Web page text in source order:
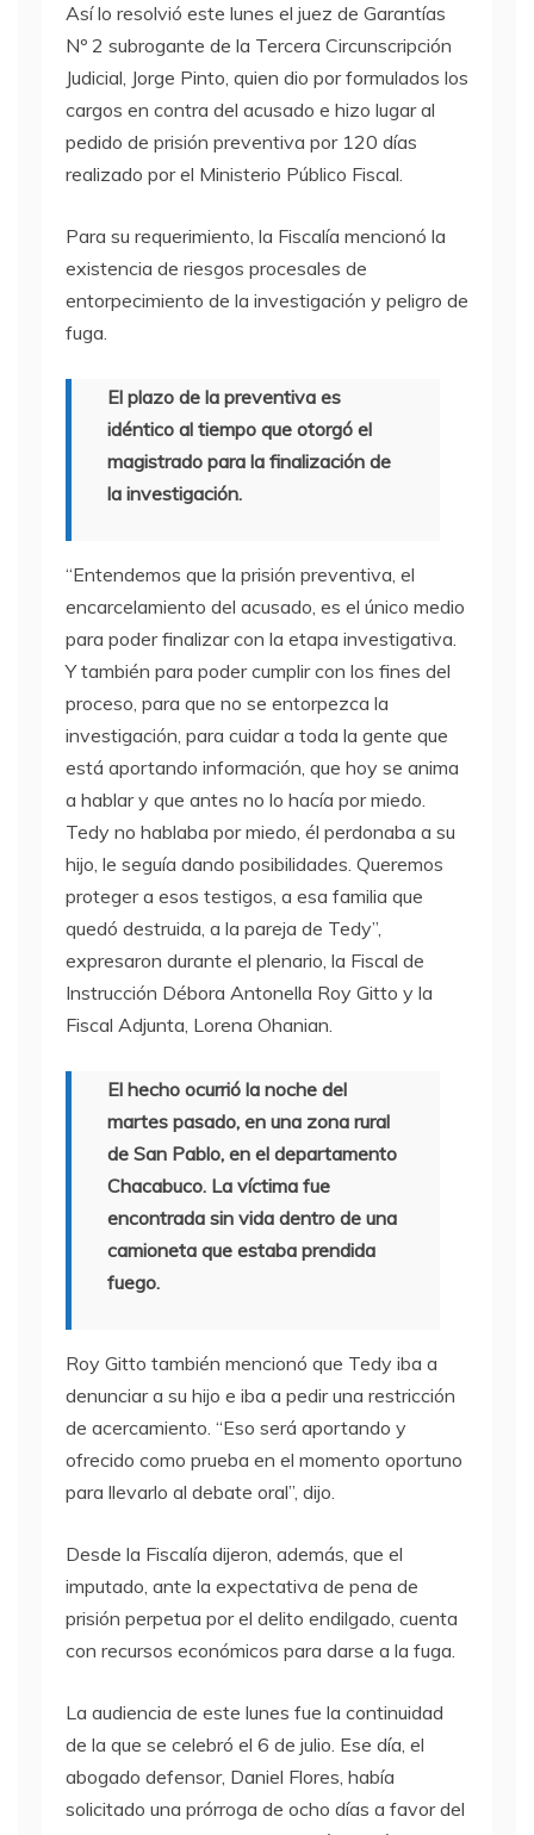
Así lo resolvió este lunes el juez de Garantías
Nº 2 subrogante de la Tercera Circunscripción
Judicial, Jorge Pinto, quien dio por formulados los
cargos en contra del acusado e hizo lugar al
pedido de prisión preventiva por 120 días
realizado por el Ministerio Público Fiscal.
Para su requerimiento, la Fiscalía mencionó la
existencia de riesgos procesales de
entorpecimiento de la investigación y peligro de
fuga.
El plazo de la preventiva es
idéntico al tiempo que otorgó el
magistrado para la finalización de
la investigación.
“Entendemos que la prisión preventiva, el
encarcelamiento del acusado, es el único medio
para poder finalizar con la etapa investigativa.
Y también para poder cumplir con los fines del
proceso, para que no se entorpezca la
investigación, para cuidar a toda la gente que
está aportando información, que hoy se anima
a hablar y que antes no lo hacía por miedo.
Tedy no hablaba por miedo, él perdonaba a su
hijo, le seguía dando posibilidades. Queremos
proteger a esos testigos, a esa familia que
quedó destruida, a la pareja de Tedy”,
expresaron durante el plenario, la Fiscal de
Instrucción Débora Antonella Roy Gitto y la
Fiscal Adjunta, Lorena Ohanian.
El hecho ocurrió la noche del
martes pasado, en una zona rural
de San Pablo, en el departamento
Chacabuco. La víctima fue
encontrada sin vida dentro de una
camioneta que estaba prendida
fuego.
Roy Gitto también mencionó que Tedy iba a
denunciar a su hijo e iba a pedir una restricción
de acercamiento. “Eso será aportando y
ofrecido como prueba en el momento oportuno
para llevarlo al debate oral”, dijo.
Desde la Fiscalía dijeron, además, que el
imputado, ante la expectativa de pena de
prisión perpetua por el delito endilgado, cuenta
con recursos económicos para darse a la fuga.
La audiencia de este lunes fue la continuidad
de la que se celebró el 6 de julio. Ese día, el
abogado defensor, Daniel Flores, había
solicitado una prórroga de ocho días a favor del